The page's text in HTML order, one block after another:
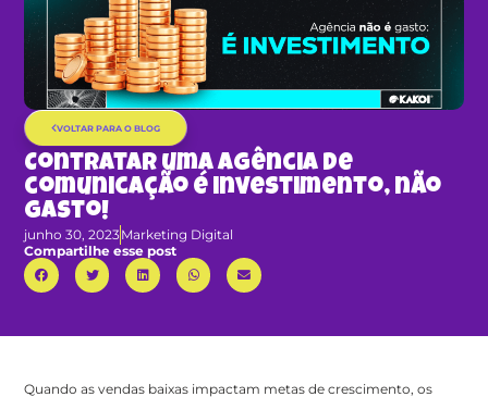
VOLTAR PARA O BLOG
Contratar uma agência de
comunicação é investimento, não
gasto!
junho 30, 2023Marketing Digital
Compartilhe esse post
Quando as vendas baixas impactam metas de crescimento, os